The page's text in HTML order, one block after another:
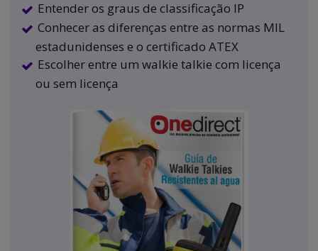
Entender os graus de classificação IP
Conhecer as diferenças entre as normas MIL
estadunidenses e o certificado ATEX
Escolher entre um walkie talkie com licença
ou sem licença